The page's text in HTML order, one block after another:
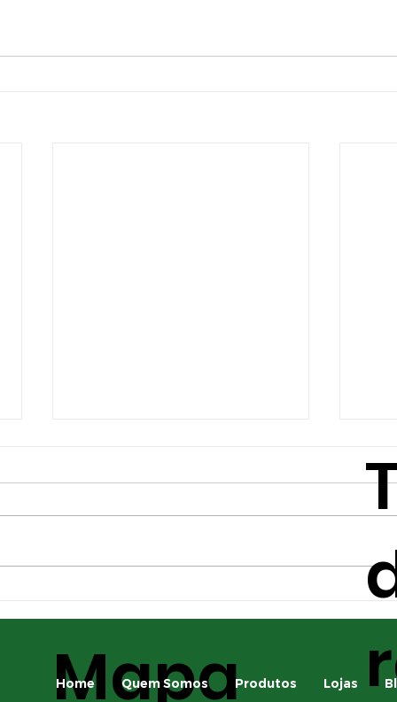
safrinha e como
A
Mapa
Home Quem Somos Produtos Lojas